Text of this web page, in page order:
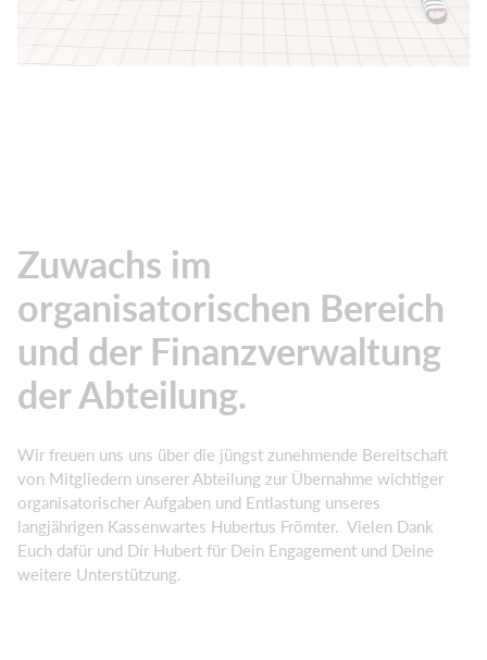
Zuwachs im
organisatorischen Bereich
und der Finanzverwaltung
der Abteilung.
Wir freuen uns uns über die jüngst zunehmende Bereitschaft
von Mitgliedern unserer Abteilung zur Übernahme wichtiger
organisatorischer Aufgaben und Entlastung unseres
langjährigen Kassenwartes Hubertus Frömter. Vielen Dank
Euch dafür und Dir Hubert für Dein Engagement und Deine
weitere Unterstützung.